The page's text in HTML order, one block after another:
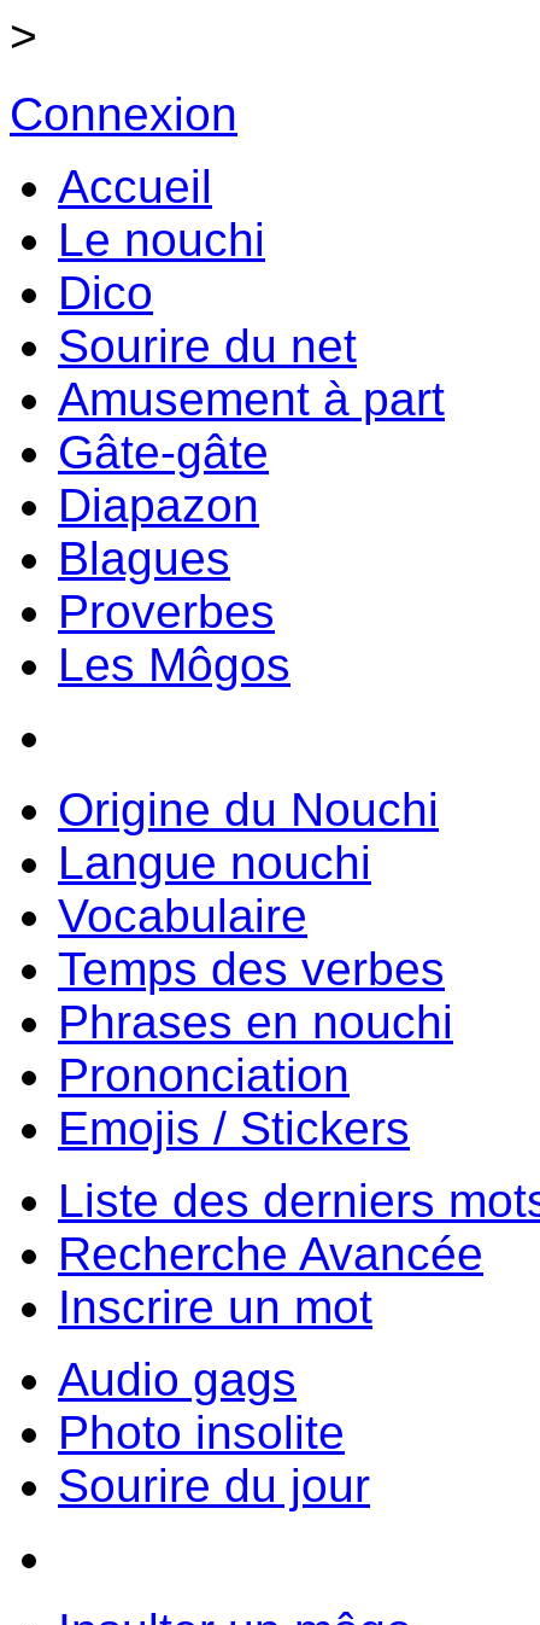
>
Connexion
Accueil
Le nouchi
Dico
Sourire du net
Amusement à part
Gâte-gâte
Diapazon
Blagues
Proverbes
Les Môgos
Origine du Nouchi
Langue nouchi
Vocabulaire
Temps des verbes
Phrases en nouchi
Prononciation
Emojis / Stickers
Liste des derniers
Recherche Avancée
Inscrire un mot
Audio gags
Photo insolite
Sourire du jour